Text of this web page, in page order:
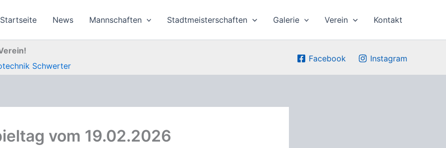
Startseite News Mannschaften Stadtmeisterschaften Galerie Verein Kontakt
Schwerter
Facebook Instagram
vom 19.02.2026